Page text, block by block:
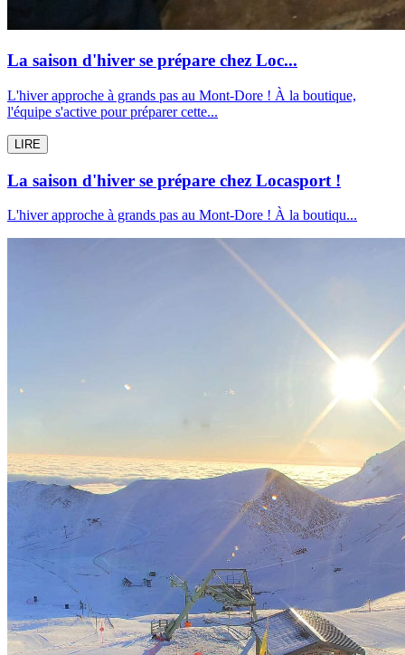
La saison d'hiver se prépare chez Loc...
L'hiver approche à grands pas au Mont-Dore ! À la boutique,
l'équipe s'active pour préparer cette...
LIRE
La saison d'hiver se prépare chez Locasport !
L'hiver approche à grands pas au Mont-Dore ! À la boutiqu...